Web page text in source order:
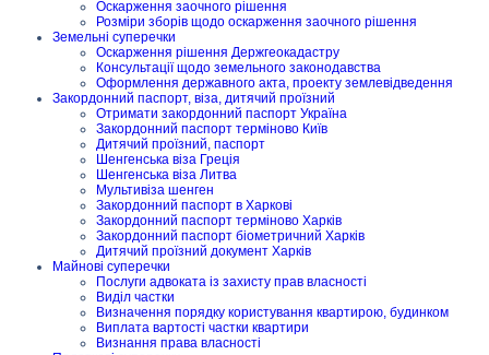
Оскарження заочного рішення
Розміри зборів щодо оскарження заочного рішення
Земельні суперечки
Оскарження рішення Держгеокадастру
Консультації щодо земельного законодавства
Оформлення державного акта, проекту землевідведення
Закордонний паспорт, віза, дитячий проїзний
Отримати закордонний паспорт Україна
Закордонний паспорт терміново Київ
Дитячий проїзний, паспорт
Шенгенська віза Греція
Шенгенська віза Литва
Мультивіза шенген
Закордонний паспорт в Харкові
Закордонний паспорт терміново Харків
Закордонний паспорт біометричний Харків
Дитячий проїзний документ Харків
Майнові суперечки
Послуги адвоката із захисту прав власності
Виділ частки
Визначення порядку користування квартирою, будинком
Виплата вартості частки квартири
Визнання права власності